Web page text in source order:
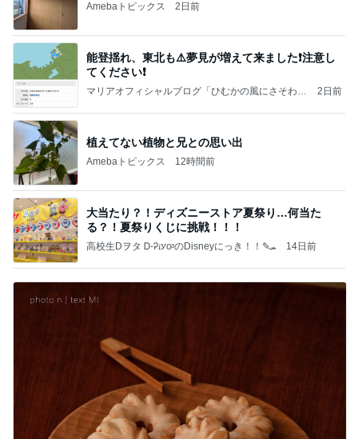
Amebaトピックス 2日前
能登揺れ、東北も⚠️夢見が増えて来ました❗️注意し
てください❗️
マリアオフィシャルブログ「ひむかの風にさそわれ
2日前
植えてない植物と兄との思い出
Amebaトピックス 12時間前
大当たり？！ディズニーストア夏祭り…何当た
る？！夏祭りくじに挑戦！！！
高校生Dヲタ Ꭰ-ᎮꭵꭹꭴのDisneyにっき！！✎ܚ 14日前